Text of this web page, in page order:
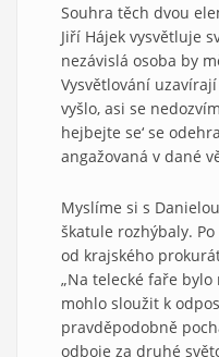
Souhra těch dvou
Jiří Hájek vysvětluje
nezávislá osoba by
Vysvětlování
vyšlo, asi se
hejbejte se‘ se
angažovaná v dané
Myslíme si s
škatule rozhýbaly.
od krajského
„Na telecké faře
mohlo sloužit k
pravděpodobně
odboje za druhé